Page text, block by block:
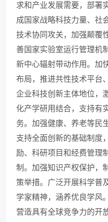
求和产业发展需要，部署
成国家战略科技力量、社
技术协同攻关，加强颠覆
善国家实验室运行管理机
新中心辐射带动作用。加
布局，推进共性技术平台
企业科技创新主体地位，
化产学研用结合，支持有
务。加强健康、养老等民
支持全面创新的基础制度
励、科研项目和经费管理
制。加强知识产权保护，
策举措。广泛开展科学普
学家精神，涵养优良学风
营造具有全球竞争力的开